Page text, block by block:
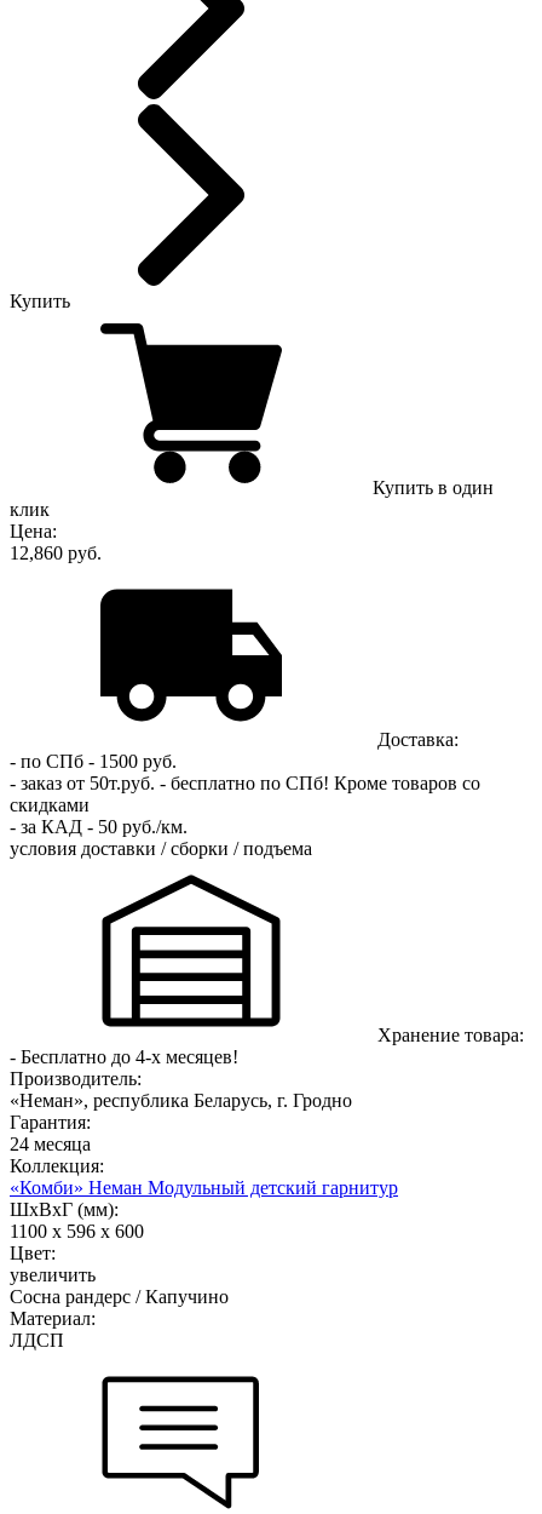
Купить
Купить в один
клик
Цена:
12,860 руб.
Доставка:
- по СПб - 1500 руб.
- заказ от 50т.руб. - бесплатно по СПб! Кроме товаров со
скидками
- за КАД - 50 руб./км.
условия доставки / сборки / подъема
Хранение товара:
- Бесплатно до 4-х месяцев!
Производитель:
«Неман», республика Беларусь, г. Гродно
Гарантия:
24 месяца
Коллекция:
«Комби» Неман Модульный детский гарнитур
ШхВхГ (мм):
1100 х 596 х 600
Цвет:
увеличить
Сосна рандерс / Капучино
Материал:
ЛДСП